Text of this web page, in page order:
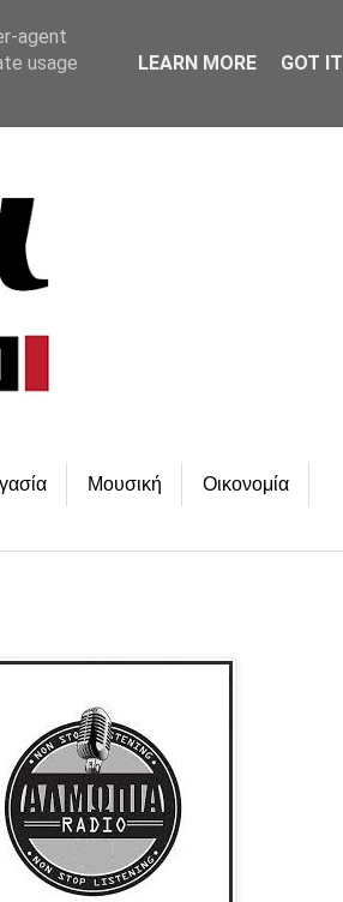
Μουσική Οικονομία
agent
usage
LEARN MORE GOT IT